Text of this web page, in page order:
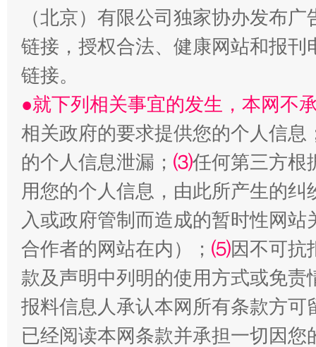
魏明亮
“刷贴”乱象丛生
生
（北京）有限公司独家协办发布
链接，授权合法、健康网站和报
链接。
●就下列相关事宜的发生，本网不
相关政府的要求提供您的个人信息
的个人信息泄漏； ⑶任何第三方根
用您的个人信息，由此所产生的纠
入或政府管制而造成的暂时性网
合作者的网站在内）； ⑸因不可抗
款及声明中列明的使用方式或免责
报料信息人承认本网所有条款方
已经阅读本网条款并承担一切因